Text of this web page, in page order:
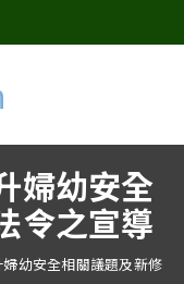
婦幼安全
令之宣導
幼安全相關議題及新修